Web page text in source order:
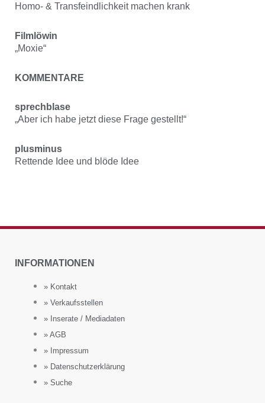
Homo- & Transfeindlichkeit machen krank
Filmlöwin
„Moxie“
KOMMENTARE
sprechblase
„Aber ich habe jetzt diese Frage gestellt!“
plusminus
Rettende Idee und blöde Idee
INFORMATIONEN
» Kontakt
» Verkaufsstellen
» Inserate / Mediadaten
» AGB
» Impressum
» Datenschutzerklärung
» Suche